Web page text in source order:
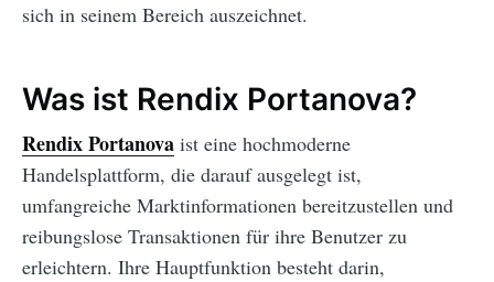
sich in seinem Bereich auszeichnet.
Was ist Rendix Portanova?
Rendix Portanova ist eine hochmoderne
Handelsplattform, die darauf ausgelegt ist,
umfangreiche Marktinformationen bereitzustellen und
reibungslose Transaktionen für ihre Benutzer zu
erleichtern. Ihre Hauptfunktion besteht darin,